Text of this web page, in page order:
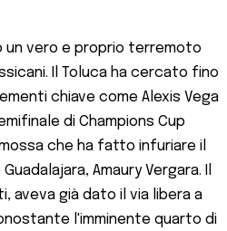
un vero e proprio terremoto
Il Toluca ha cercato fino
chiave come Alexis Vega
di Champions Cup
che ha fatto infuriare il
Amaury Vergara. Il
aveva già dato il via libera a
l'imminente quarto di